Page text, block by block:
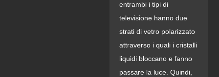
entrambi i tipi di
televisione hanno due
strati di vetro polarizzato
attraverso i quali i cristalli
liquidi bloccano e fanno
passare la luce. Quindi,